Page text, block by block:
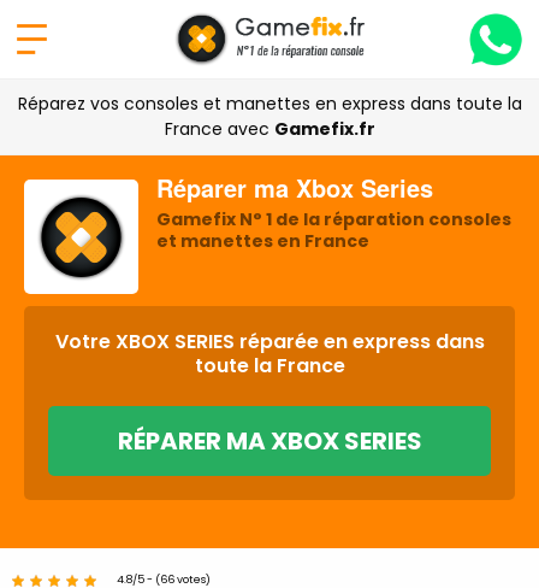
Réparez vos consoles et manettes en express dans toute la
France avec Gamefix.fr
Réparer ma Xbox Series
Gamefix N° 1 de la réparation consoles
et manettes en France
Votre XBOX SERIES réparée en express dans
toute la France
RÉPARER MA XBOX SERIES
4.8/5 - (66 votes)